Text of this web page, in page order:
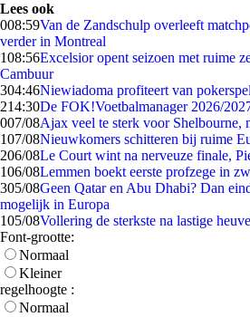
Lees ook
008:59Van de Zandschulp overleeft
verder in Montreal
108:56Excelsior opent seizoen met ruime
Cambuur
304:46Niewiadoma profiteert van
214:30De FOK!Voetbalmanager 2026/
007/08Ajax veel te sterk voor Shelbourne,
107/08Nieuwkomers schitteren bij ruime
206/08Le Court wint na nerveuze finale,
106/08Lemmen boekt eerste profzege in
305/08Geen Qatar en Abu Dhabi? Dan
mogelijk in Europa
105/08Vollering de sterkste na lastige
Font-grootte:
Normaal
Kleiner
regelhoogte :
Normaal